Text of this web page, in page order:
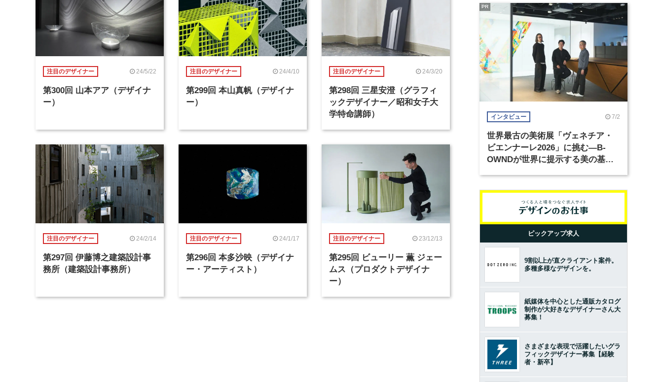
注目のデザイナー 24/5/22
第300回 山本アア（デザイナ
ー）
注目のデザイナー 24/4/10
第299回 本山真帆（デザイナ
ー）
注目のデザイナー 24/3/20
第298回 三星安澄（グラフィ
ックデザイナー／昭和女子大
学特命講師）
注目のデザイナー 24/2/14
第297回 伊藤博之建築設計事
務所（建築設計事務所）
注目のデザイナー 24/1/17
第296回 本多沙映（デザイナ
ー・アーティスト）
注目のデザイナー 23/12/13
第295回 ビューリー 薫 ジェー
ムス（プロダクトデザイナ
ー）
インタビュー 7/2
世界最古の美術展「ヴェネチア・
ビエンナーレ2026」に挑む―B-
OWNDが世界に提示する美の基準
PR
ピックアップ求人
9割以上が直クライアント案件。
多種多様なデザインを。
紙媒体を中心とした通販カタログ
制作が大好きなデザイナーさん大
募集！
さまざまな表現で活躍したいグラ
フィックデザイナー募集【経験
者・新卒】